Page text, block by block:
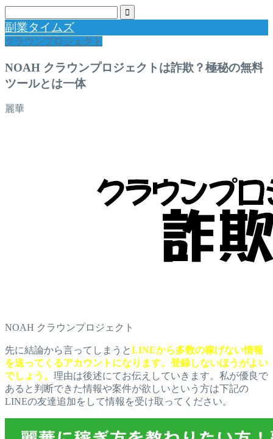
副業タイムズ
クラウンプロジェクト
NOAH クラウンプロジェクトは詐欺？極秘の無料
ツールとは一体
麗華
NOAH クラウンプロジェクト
先に結論から言ってしまうとLINEから多数の稼げない情報
を送ってくるアカウントになります。登録しないほうがよい
でしょう。 理由は後述にてお伝えしていきます。私が優良で
あると判断できた情報や案件が欲しいという方は下記の
LINEの友達追加をして情報を受け取ってください。